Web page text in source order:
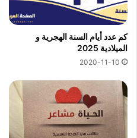
كم عدد أيام السنة الهجرية و
الميلادية 2025
2020-11-10